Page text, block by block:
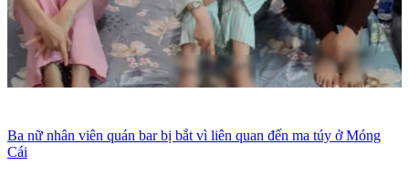
Ba nữ nhân viên quán bar bị bắt vì liên quan đến ma túy ở Móng
Cái